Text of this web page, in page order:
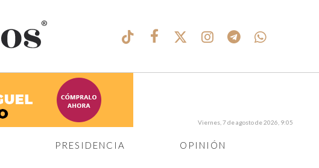
®
PRESIDENCIA OPINIÓN
Viernes, 7 de agosto de 2026, 9:05